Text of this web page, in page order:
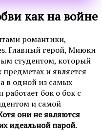
как на войне
романтики,
Главный герой, Миюки
студентом, который
и является
в одной из самых
бок о бок с
и самой
они не являются
идеальной парой.